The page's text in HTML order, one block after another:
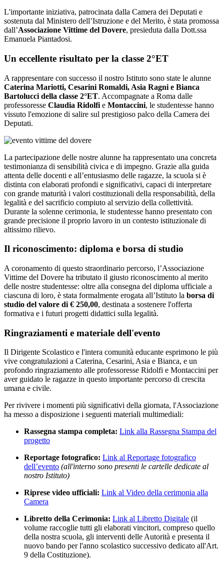
L'importante iniziativa, patrocinata dalla Camera dei Deputati e
sostenuta dal Ministero dell’Istruzione e del Merito, è stata promossa
dall’Associazione Vittime del Dovere, presieduta dalla Dott.ssa
Emanuela Piantadosi.
Un eccellente risultato per la classe 2°ET
A rappresentare con successo il nostro Istituto sono state le alunne
Caterina Mariotti, Cesarini Romaldi, Asia Ragni e Bianca
Bartolucci della classe 2°ET. Accompagnate a Roma dalle
professoresse Claudia Ridolfi e Montaccini, le studentesse hanno
vissuto l'emozione di salire sul prestigioso palco della Camera dei
Deputati.
La partecipazione delle nostre alunne ha rappresentato una concreta
testimonianza di sensibilità civica e di impegno. Grazie alla guida
attenta delle docenti e all’entusiasmo delle ragazze, la scuola si è
distinta con elaborati profondi e significativi, capaci di interpretare
con grande maturità i valori costituzionali della responsabilità, della
legalità e del sacrificio compiuto al servizio della collettività.
Durante la solenne cerimonia, le studentesse hanno presentato con
grande precisione il proprio lavoro in un contesto istituzionale di
altissimo rilievo.
Il riconoscimento: diploma e borsa di studio
A coronamento di questo straordinario percorso, l’Associazione
Vittime del Dovere ha tributato il giusto riconoscimento al merito
delle nostre studentesse: oltre alla consegna del diploma ufficiale a
ciascuna di loro, è stata formalmente erogata all’Istituto la borsa di
studio del valore di € 250,00, destinata a sostenere l'offerta
formativa e i futuri progetti didattici sulla legalità.
Ringraziamenti e materiale dell'evento
Il Dirigente Scolastico e l'intera comunità educante esprimono le più
vive congratulazioni a Caterina, Cesarini, Asia e Bianca, e un
profondo ringraziamento alle professoresse Ridolfi e Montaccini per
aver guidato le ragazze in questo importante percorso di crescita
umana e civile.
Per rivivere i momenti più significativi della giornata, l'Associazione
ha messo a disposizione i seguenti materiali multimediali:
Rassegna stampa completa: Link alla Rassegna Stampa del
progetto
Reportage fotografico: Link al Reportage fotografico
dell’evento (all'interno sono presenti le cartelle dedicate al
nostro Istituto)
Riprese video ufficiali: Link al Video della cerimonia alla
Camera
Libretto della Cerimonia: Link al Libretto Digitale (il
volume raccoglie tutti gli elaborati vincitori, compreso quello
della nostra scuola, gli interventi delle Autorità e presenta il
nuovo bando per l'anno scolastico successivo dedicato all'Art.
9 della Costituzione).